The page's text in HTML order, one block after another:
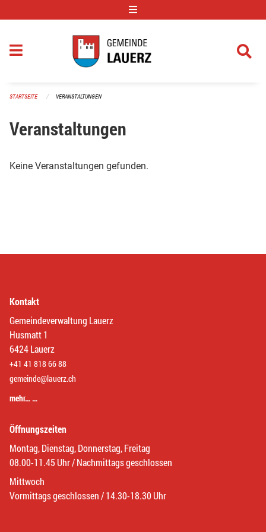
STARTSEITE VERANSTALTUNGEN
Veranstaltungen
Keine Veranstaltungen gefunden.
Kontakt
Gemeindeverwaltung Lauerz
Husmatt 1
6424 Lauerz
+41 41 818 66 88
gemeinde@lauerz.ch
mehr… …
Öffnungszeiten
Montag, Dienstag, Donnerstag, Freitag
08.00-11.45 Uhr / Nachmittags geschlossen
Mittwoch
Vormittags geschlossen / 14.30-18.30 Uhr